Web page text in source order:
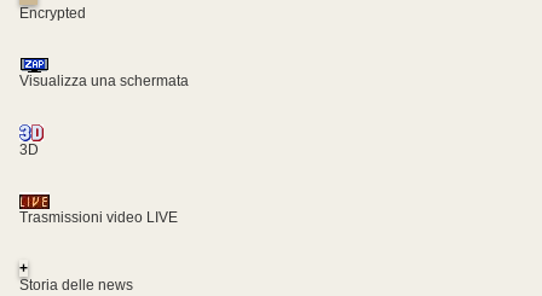
Encrypted
Visualizza una schermata
3D
Trasmissioni video LIVE
+
Storia delle news